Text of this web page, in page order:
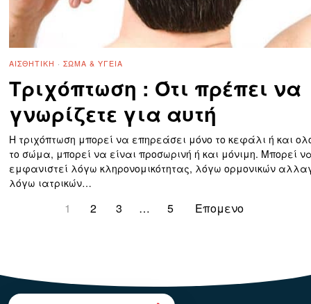
ΑΙΣΘΗΤΙΚΉ · ΣΏΜΑ & ΥΓΕΊΑ
Τριχόπτωση : Ότι πρέπει να
γνωρίζετε για αυτή
Η τριχόπτωση μπορεί να επηρεάσει μόνο το κεφάλι ή και
το σώμα, μπορεί να είναι προσωρινή ή και μόνιμη. Μπορεί
εμφανιστεί λόγω κληρονομικότητας, λόγω ορμονικών
λόγω ιατρικών…
1 2 3 … 5 Επομενο